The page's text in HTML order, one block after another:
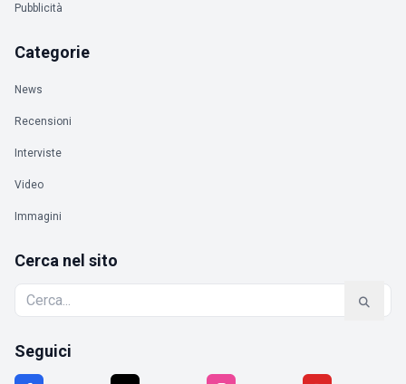
Pubblicità
Categorie
News
Recensioni
Interviste
Video
Immagini
Cerca nel sito
Seguici